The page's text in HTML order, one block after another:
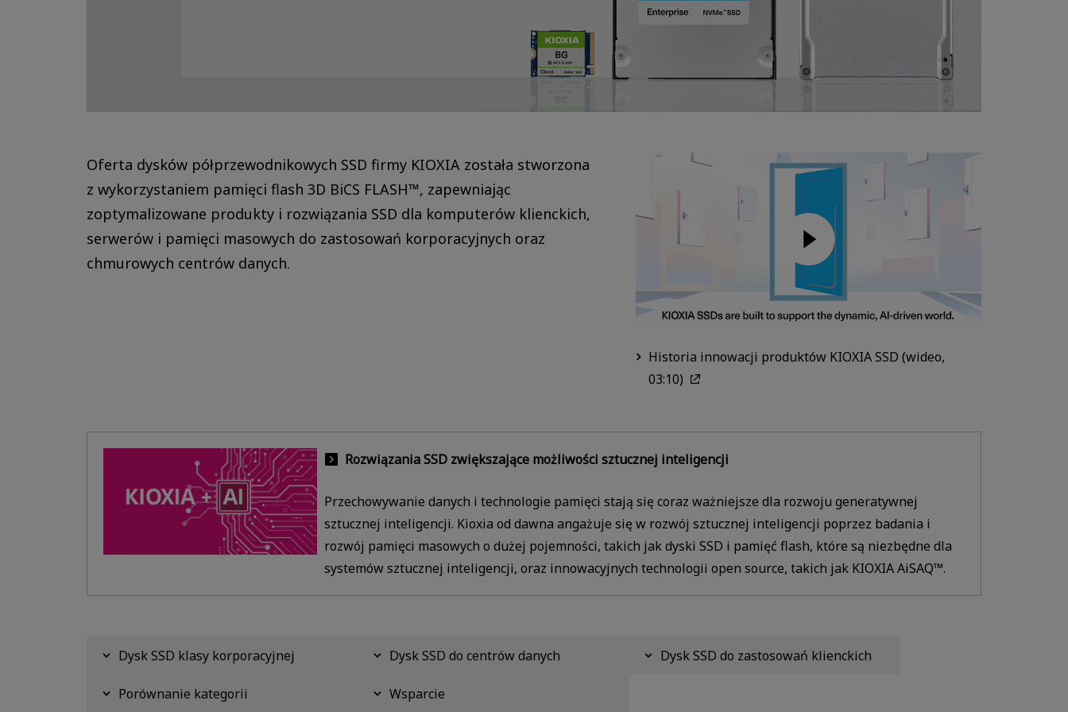
Oferta dysków półprzewodnikowych SSD firmy KIOXIA została stworzona
z wykorzystaniem pamięci flash 3D BiCS FLASH™, zapewniając
zoptymalizowane produkty i rozwiązania SSD dla komputerów klienckich,
serwerów i pamięci masowych do zastosowań korporacyjnych oraz
chmurowych centrów danych.
Historia innowacji produktów KIOXIA SSD (wideo,
03:10)
Rozwiązania SSD zwiększające możliwości sztucznej inteligencji
Przechowywanie danych i technologie pamięci stają się coraz ważniejsze dla rozwoju generatywnej
sztucznej inteligencji. Kioxia od dawna angażuje się w rozwój sztucznej inteligencji poprzez badania i
rozwój pamięci masowych o dużej pojemności, takich jak dyski SSD i pamięć flash, które są niezbędne dla
systemów sztucznej inteligencji, oraz innowacyjnych technologii open source, takich jak KIOXIA AiSAQ™.
Dysk SSD klasy korporacyjnej Dysk SSD do centrów danych Dysk SSD do zastosowań klienckich
Porównanie kategorii Wsparcie